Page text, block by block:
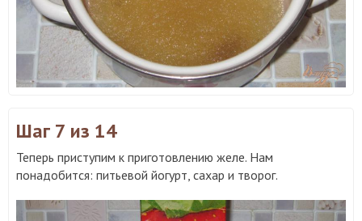
Шаг 7 из 14
Теперь приступим к приготовлению желе. Нам
понадобится: питьевой йогурт, сахар и творог.